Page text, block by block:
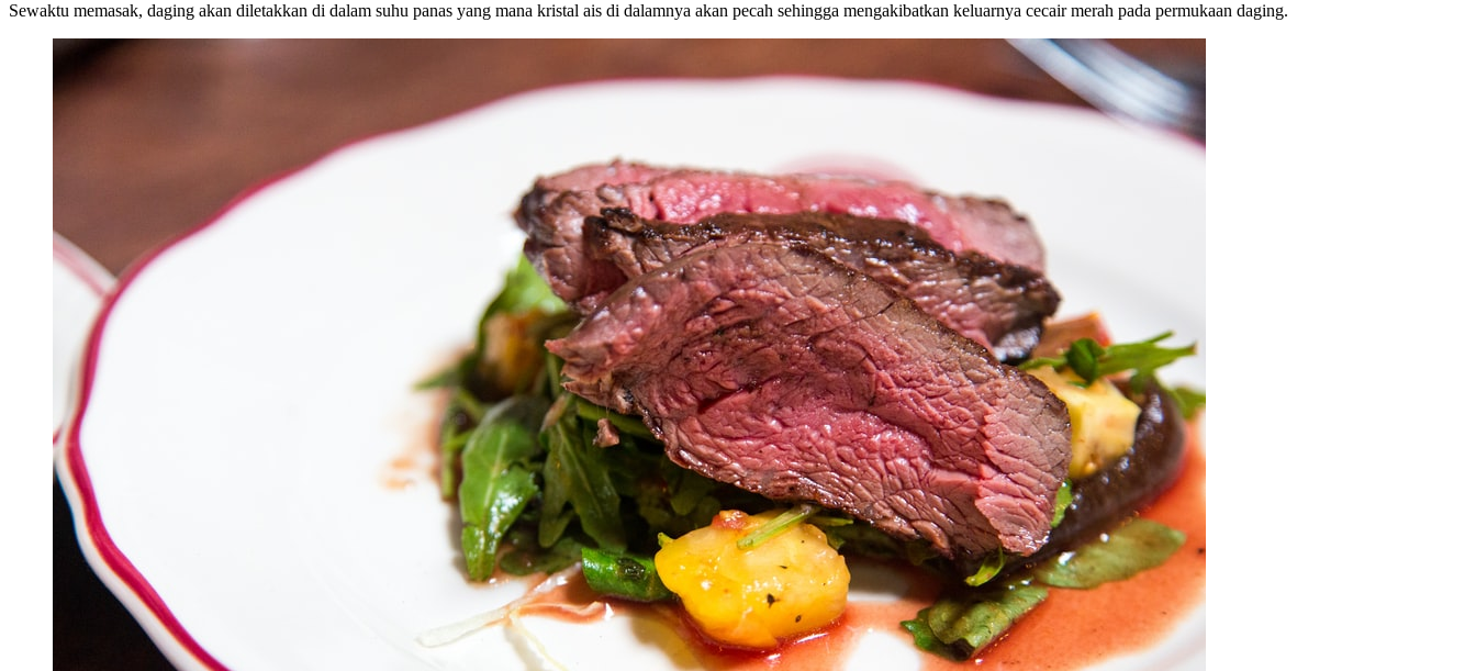
Sewaktu memasak, daging akan diletakkan di dalam suhu panas yang mana kristal ais di dalamnya akan pecah sehingga mengakibatkan keluarnya cecair merah pada permukaan daging.